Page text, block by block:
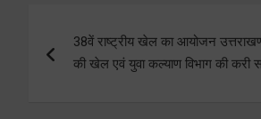
navigation
38वें राष्ट्रीय खेल का आयोजन
की खेल एवं युवा कल्याण विभाग की करी